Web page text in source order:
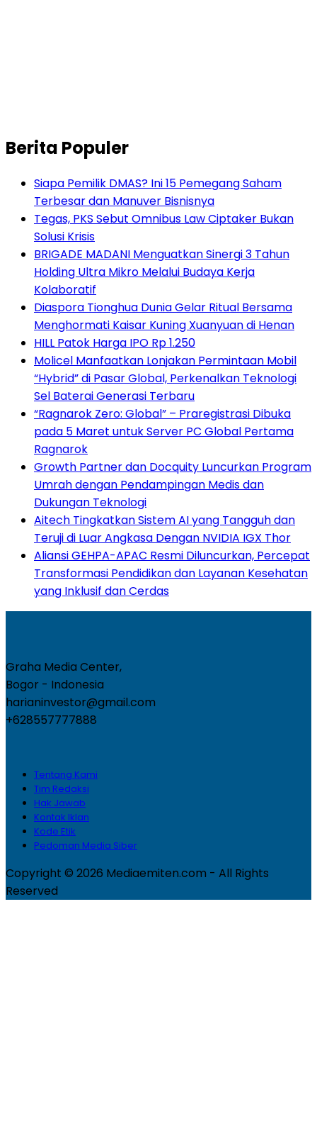
Berita Populer
Siapa Pemilik DMAS? Ini 15 Pemegang Saham
Terbesar dan Manuver Bisnisnya
Tegas, PKS Sebut Omnibus Law Ciptaker Bukan
Solusi Krisis
BRIGADE MADANI Menguatkan Sinergi 3 Tahun
Holding Ultra Mikro Melalui Budaya Kerja
Kolaboratif
Diaspora Tionghua Dunia Gelar Ritual Bersama
Menghormati Kaisar Kuning Xuanyuan di Henan
HILL Patok Harga IPO Rp 1.250
Molicel Manfaatkan Lonjakan Permintaan Mobil
“Hybrid” di Pasar Global, Perkenalkan Teknologi
Sel Baterai Generasi Terbaru
“Ragnarok Zero: Global” – Praregistrasi Dibuka
pada 5 Maret untuk Server PC Global Pertama
Ragnarok
Growth Partner dan Docquity Luncurkan Program
Umrah dengan Pendampingan Medis dan
Dukungan Teknologi
Aitech Tingkatkan Sistem AI yang Tangguh dan
Teruji di Luar Angkasa Dengan NVIDIA IGX Thor
Aliansi GEHPA-APAC Resmi Diluncurkan, Percepat
Transformasi Pendidikan dan Layanan Kesehatan
yang Inklusif dan Cerdas
Graha Media Center,
Bogor - Indonesia
harianinvestor@gmail.com
+628557777888
Tentang Kami
Tim Redaksi
Hak Jawab
Kontak Iklan
Kode Etik
Pedoman Media Siber
Copyright © 2026 Mediaemiten.com - All Rights
Reserved